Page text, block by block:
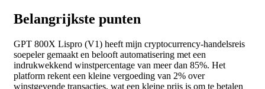
Belangrijkste punten
GPT 800X Lispro (V1) heeft mijn cryptocurrency-handelsreis
soepeler gemaakt en belooft automatisering met een
indrukwekkend winstpercentage van meer dan 85%. Het
platform rekent een kleine vergoeding van 2% over
winstgevende transacties, wat een kleine prijs is om te betalen